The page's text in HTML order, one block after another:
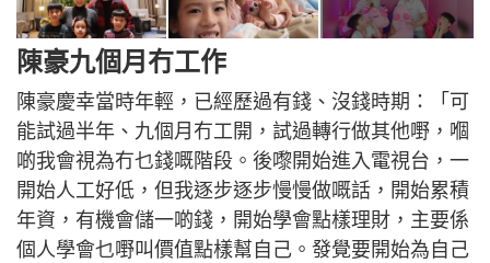
陳豪九個月冇工作
陳豪慶幸當時年輕，已經歷過有錢、沒錢時期：「可
能試過半年、九個月冇工開，試過轉行做其他嘢，嗰
啲我會視為冇乜錢嘅階段。後嚟開始進入電視台，一
開始人工好低，但我逐步逐步慢慢做嘅話，開始累積
年資，有機會儲一啲錢，開始學會點樣理財，主要係
個人學會乜嘢叫價值點樣幫自己。發覺要開始為自己